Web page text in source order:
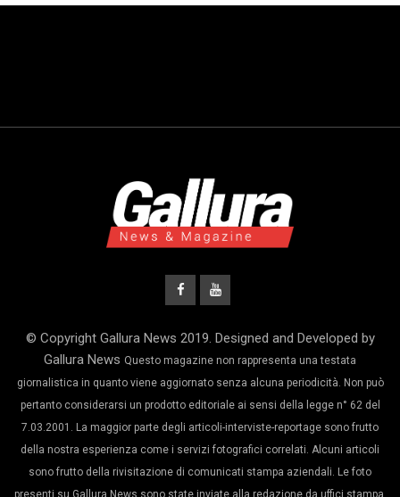
© Copyright Gallura News 2019. Designed and Developed by
Gallura News Questo magazine non rappresenta una testata
giornalistica in quanto viene aggiornato senza alcuna periodicità. Non può
pertanto considerarsi un prodotto editoriale ai sensi della legge n° 62 del
7.03.2001. La maggior parte degli articoli-interviste-reportage sono frutto
della nostra esperienza come i servizi fotografici correlati. Alcuni articoli
sono frutto della rivisitazione di comunicati stampa aziendali. Le foto
presenti su Gallura News sono state inviate alla redazione da uffici stampa,